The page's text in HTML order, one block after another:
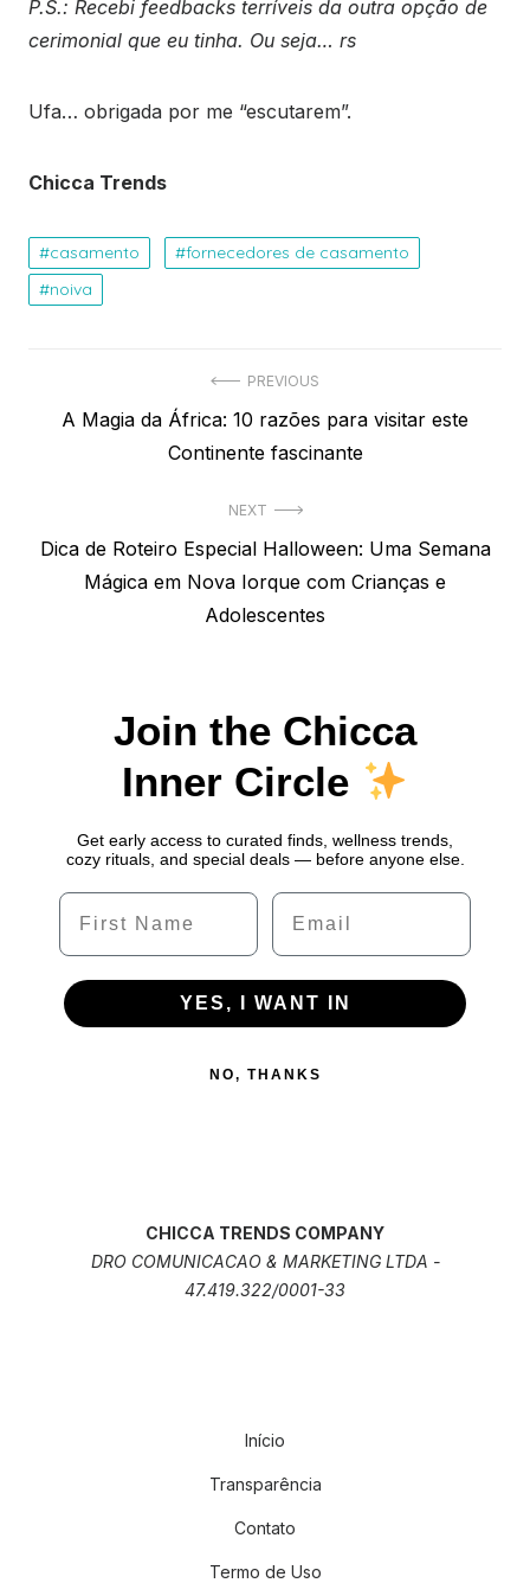
P.S.: Recebi feedbacks terríveis da outra opção de
cerimonial que eu tinha. Ou seja… rs
Ufa… obrigada por me “escutarem”.
Chicca Trends
casamento
fornecedores de casamento
noiva
PREVIOUS
Previous
A Magia da África: 10 razões para visitar este
Continente fascinante
NEXT
Next
Dica de Roteiro Especial Halloween: Uma Semana
Mágica em Nova Iorque com Crianças e
Adolescentes
Join the Chicca
Inner Circle
Get early access to curated finds, wellness trends,
cozy rituals, and special deals — before anyone else.
Name Email
YES, I WANT IN
NO, THANKS
CHICCA TRENDS COMPANY
DRO COMUNICACAO & MARKETING LTDA -
47.419.322/0001-33
Início
Transparência
Contato
Termo de Uso